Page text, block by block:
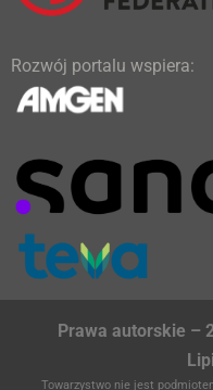
Rozwój portalu wspiera:
Prawa autorskie –
Towarzystwo nie jest